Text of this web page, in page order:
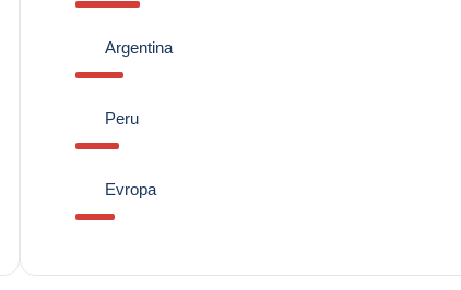
Argentina
Peru
Evropa